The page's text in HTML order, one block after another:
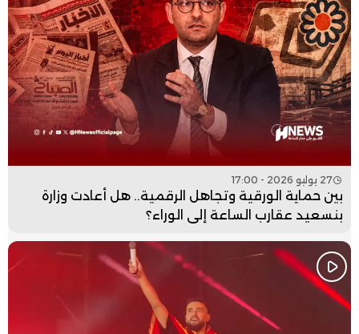
27 يوليو 2026 - 17:00
بين حماية الورقية وتجاهل الرقمية.. هل أعادت وزارة
بنسعيد عقارب الساعة إلى الوراء؟